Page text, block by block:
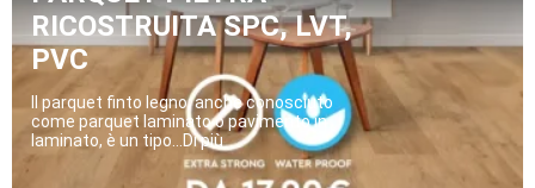
RICOSTRUITA SPC, LVT,
PVC
Il parquet finto legno, anche conosciuto
come parquet laminato o pavimento in
laminato, è un tipo...Di più